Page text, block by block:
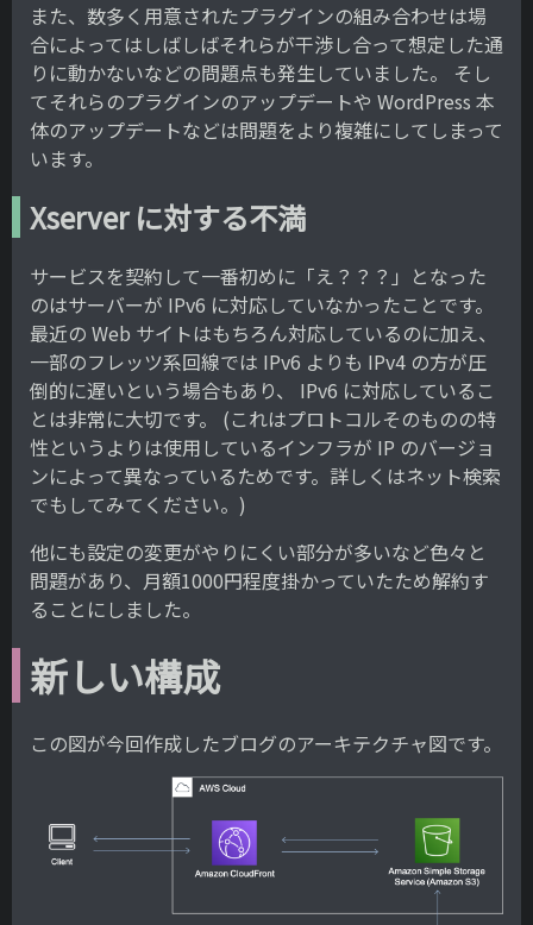
また、数多く用意されたプラグインの組み合わせは場
合によってはしばしばそれらが干渉し合って想定した通
りに動かないなどの問題点も発生していました。 そし
てそれらのプラグインのアップデートや WordPress 本
体のアップデートなどは問題をより複雑にしてしまって
います。
Xserver に対する不満
サービスを契約して一番初めに「え？？？」となった
のはサーバーが IPv6 に対応していなかったことです。
最近の Web サイトはもちろん対応しているのに加え、
一部のフレッツ系回線では IPv6 よりも IPv4 の方が圧
倒的に遅いという場合もあり、 IPv6 に対応しているこ
とは非常に大切です。 (これはプロトコルそのものの特
性というよりは使用しているインフラが IP のバージョ
ンによって異なっているためです。詳しくはネット検索
でもしてみてください。)
他にも設定の変更がやりにくい部分が多いなど色々と
問題があり、月額1000円程度掛かっていたため解約す
ることにしました。
新しい構成
この図が今回作成したブログのアーキテクチャ図です。